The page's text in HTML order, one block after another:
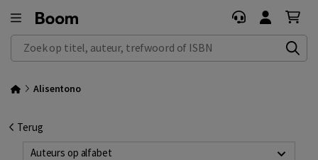
Zoek op titel, auteur, trefwoord of ISBN
Alisentono
Terug
Auteurs op alfabet